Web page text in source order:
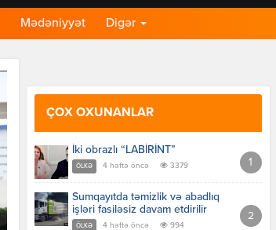
Mədəniyyət Digər
ÇOX OXUNANLAR
İki obrazlı “LABİRİNT”
ÖLKƏ 4 həftə öncə 3379
Sumqayıtda təmizlik və abadlıq
işləri fasiləsiz davam etdirilir
ÖLKƏ 4 həftə öncə 994